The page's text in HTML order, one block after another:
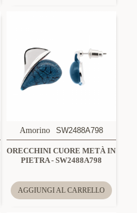
Amorino SW2488A798
ORECCHINI CUORE METÀ IN
PIETRA - SW2488A798
AGGIUNGI AL CARRELLO